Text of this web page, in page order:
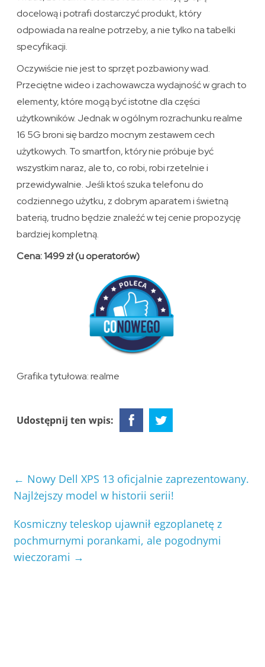
docelową i potrafi dostarczyć produkt, który
odpowiada na realne potrzeby, a nie tylko na tabelki
specyfikacji.
Oczywiście nie jest to sprzęt pozbawiony wad.
Przeciętne wideo i zachowawcza wydajność w grach to
elementy, które mogą być istotne dla części
użytkowników. Jednak w ogólnym rozrachunku realme
16 5G broni się bardzo mocnym zestawem cech
użytkowych. To smartfon, który nie próbuje być
wszystkim naraz, ale to, co robi, robi rzetelnie i
przewidywalnie. Jeśli ktoś szuka telefonu do
codziennego użytku, z dobrym aparatem i świetną
baterią, trudno będzie znaleźć w tej cenie propozycję
bardziej kompletną.
Cena: 1499 zł (u operatorów)
Grafika tytułowa: realme
Udostępnij ten wpis:
← Nowy Dell XPS 13 oficjalnie zaprezentowany.
Najlżejszy model w historii serii!
Kosmiczny teleskop ujawnił egzoplanetę z
pochmurnymi porankami, ale pogodnymi
wieczorami →